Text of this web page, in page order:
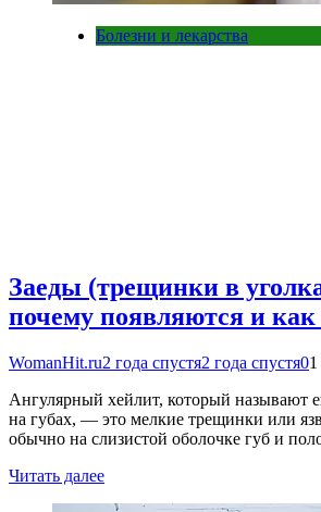
Болезни и лекарства
Заеды (трещинки в
почему появляются и как
WomanHit.ru2 года спустя2 года спустя0
Ангулярный хейлит, который называют
на губах, — это мелкие трещинки или
обычно на слизистой оболочке губ и
Читать далее